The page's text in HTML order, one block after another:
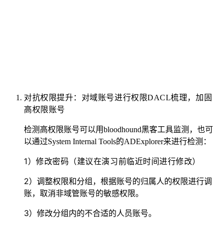
对抗权限提升：对域账号进行权限DACL梳理，加固
高权限账号
检测高权限账号可以用bloodhound黑客工具监测，也可
以通过System Internal Tools的ADExplorer来进行检测：
1）修改密码（建议在演习前临近时间进行修改）
2）调整权限和分组，根据账号的归属人的权限进行调
账，取消非域管账号的敏感权限。
3）修改分组内的不合适的人员账号。